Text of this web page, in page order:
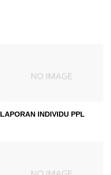
LAPORAN INDIVIDU PPL